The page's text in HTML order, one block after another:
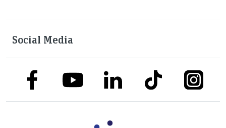
Social Media
link to facebooklink to youtubelink to linkedinlink to tiktok link to